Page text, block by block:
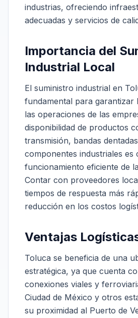
industrias, ofreciendo
adecuadas y servicios de
Importancia del
Industrial Local
El suministro industrial en
fundamental para garantizar
las operaciones de las
disponibilidad de productos
transmisión, bandas
componentes industriales es
funcionamiento eficiente de
Contar con proveedores
tiempos de respuesta más
reducción en los costos
Ventajas
Toluca se beneficia de una
estratégica, ya que cuenta
conexiones viales y
Ciudad de México y otros
su proximidad al Puerto de